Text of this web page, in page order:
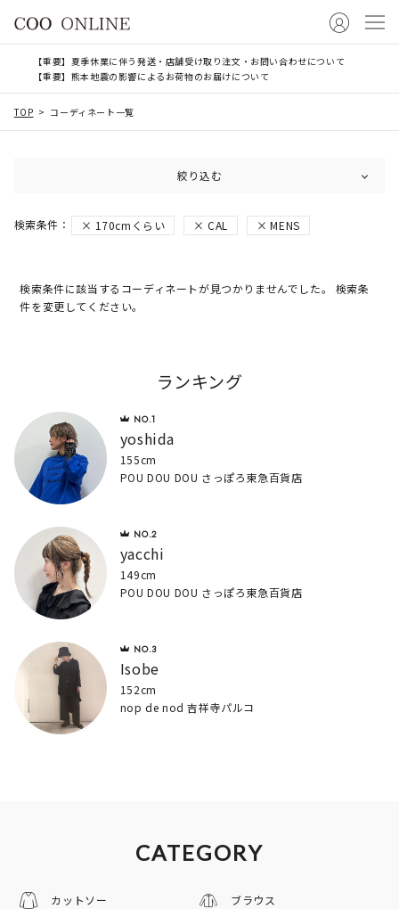
【重要】夏季休業に伴う発送・店舗受け取り注文・お問い合わせについて
【重要】熊本地震の影響によるお荷物のお届けについて
TOP コーディネート一覧
絞り込む
170cmくらい CAL MENS
検索条件に該当するコーディネートが見つかりませんでした。 検索条
件を変更してください。
ランキング
yoshida
155cm
POU DOU DOU さっぽろ東急百貨店
yacchi
149cm
POU DOU DOU さっぽろ東急百貨店
Isobe
152cm
nop de nod 吉祥寺パルコ
CATEGORY
カットソー ブラウス